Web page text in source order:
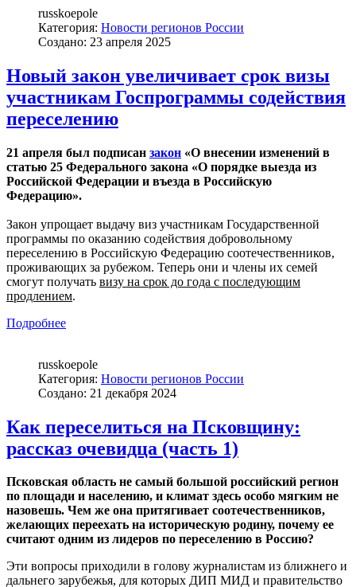
russkoepole
Категория: Новости регионов России
Создано: 23 апреля 2025
Новый закон увеличивает срок визы
участникам Госпрограммы содействия
переселению
21 апреля был подписан закон «О внесении изменений в
статью 25 Федерального закона «О порядке выезда из
Российской Федерации и въезда в Российскую
Федерацию».
Закон упрощает выдачу виз участникам Государственной
программы по оказанию содействия добровольному
переселению в Российскую Федерацию соотечественников,
проживающих за рубежом. Теперь они и члены их семей
смогут получать визу на срок до года с последующим
продлением.
Подробнее
russkoepole
Категория: Новости регионов России
Создано: 21 декабря 2024
Как переселиться на Псковщину:
рассказ очевидца (часть 1)
Псковская область не самый большой российский регион
по площади и населению, и климат здесь особо мягким не
назовешь. Чем же она притягивает соотечественников,
желающих переехать на историческую родину, почему ее
считают одним из лидеров по переселению в Россию?
Эти вопросы приходили в голову журналистам из ближнего и
дальнего зарубежья, для которых ДИП МИД и правительство